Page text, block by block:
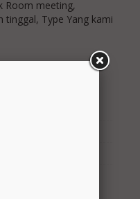
Room meeting,
tinggal, Type Yang kami